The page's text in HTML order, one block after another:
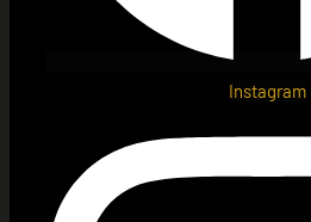
Instagram